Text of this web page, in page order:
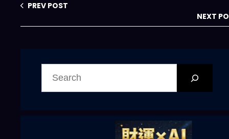
PREV POST
NEXT